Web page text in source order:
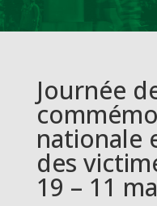
Journée
nationale
des
19 – 11